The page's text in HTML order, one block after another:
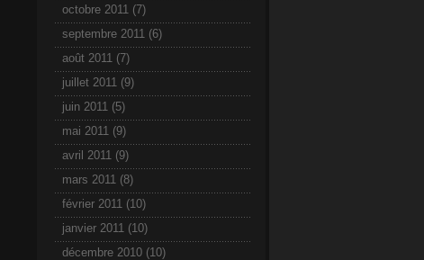
octobre 2011 (7)
septembre 2011 (6)
août 2011 (7)
juillet 2011 (9)
juin 2011 (5)
mai 2011 (9)
avril 2011 (9)
mars 2011 (8)
février 2011 (10)
janvier 2011 (10)
décembre 2010 (10)